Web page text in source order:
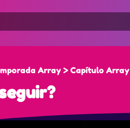
Array > Capítulo Array